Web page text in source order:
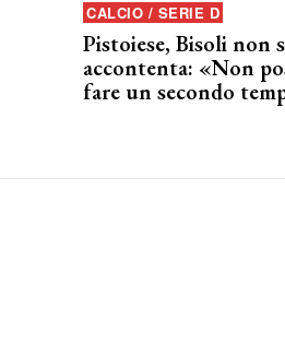
CALCIO / SERIE D
Pistoiese, Bisoli non
accontenta: «Non
fare un secondo